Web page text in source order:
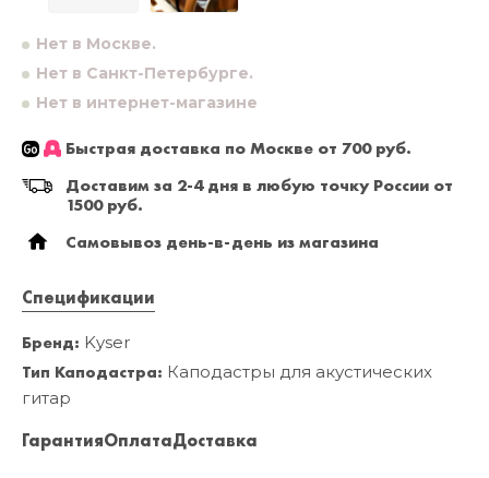
Нет в Москве.
Нет в Санкт-Петербурге.
Нет в интернет-магазине
Быстрая доставка по Москве от 700 руб.
Доставим за 2-4 дня в любую точку России от
1500 руб.
Самовывоз день-в-день из магазина
Спецификации
Бренд: Kyser
Тип Каподастра: Каподастры для акустических
гитар
ГарантияОплатаДоставка